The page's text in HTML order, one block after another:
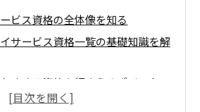
ビス資格の全体像を知る
サービス資格一覧の基礎知識を解
すすめ資格を押さえるポイント
イサービスの役割と資格の関係性